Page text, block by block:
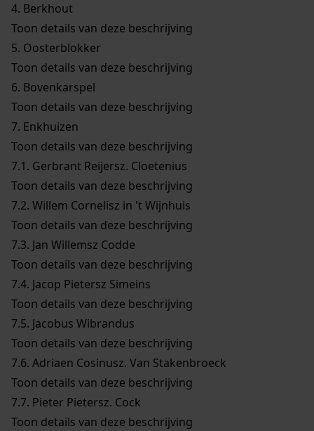
4. Berkhout
Toon details van deze beschrijving
5. Oosterblokker
Toon details van deze beschrijving
6. Bovenkarspel
Toon details van deze beschrijving
7. Enkhuizen
Toon details van deze beschrijving
7.1. Gerbrant Reijersz. Cloetenius
Toon details van deze beschrijving
7.2. Willem Cornelisz in 't Wijnhuis
Toon details van deze beschrijving
7.3. Jan Willemsz Codde
Toon details van deze beschrijving
7.4. Jacop Pietersz Simeins
Toon details van deze beschrijving
7.5. Jacobus Wibrandus
Toon details van deze beschrijving
7.6. Adriaen Cosinusz. Van Stakenbroeck
Toon details van deze beschrijving
7.7. Pieter Pietersz. Cock
Toon details van deze beschrijving